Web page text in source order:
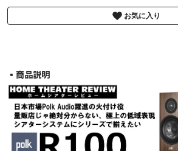
お気に入り
▪︎商品説明